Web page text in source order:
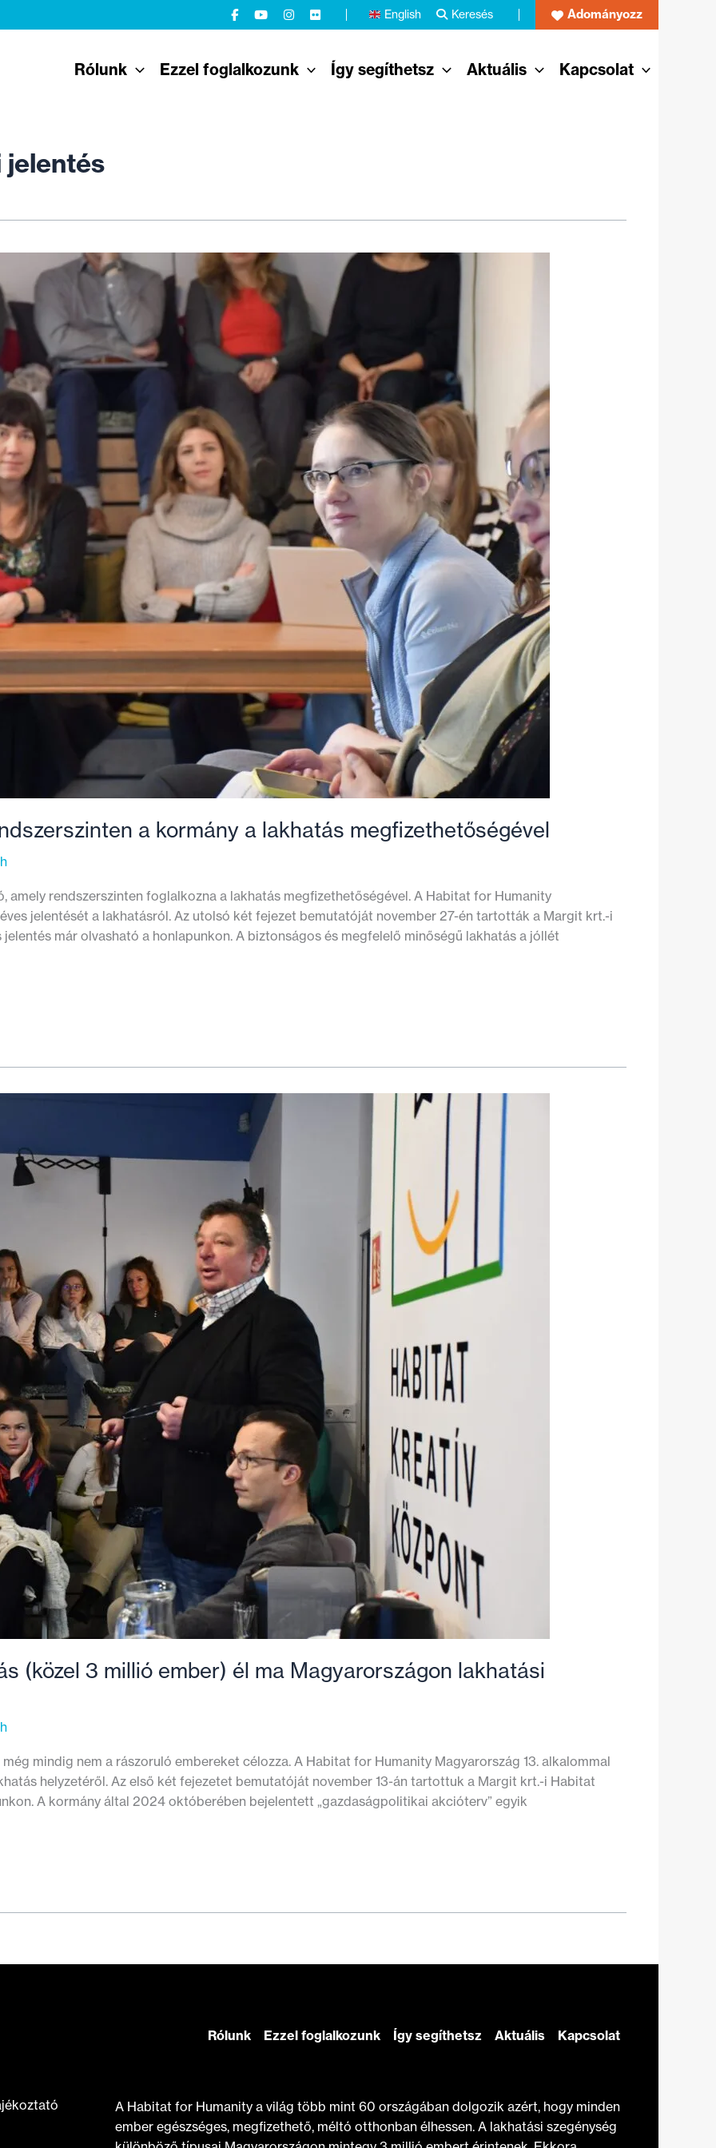
English Keresés Adományozz
Rólunk Ezzel foglalkozunk Így segíthetsz Aktuális Kapcsolat
a kormány a lakhatás megfizethetőségével
amely rendszerszinten foglalkozna a lakhatás megfizethetőségével. A Habitat for Humanity
jelentését a lakhatásról. Az utolsó két fejezet bemutatóját november 27-én tartották a Margit krt.-i
már olvasható a honlapunkon. A biztonságos és megfelelő minőségű lakhatás a jóllét
(közel 3 millió ember) él ma Magyarországon lakhatási
mindig nem a rászoruló embereket célozza. A Habitat for Humanity Magyarország 13. alkalommal
helyzetéről. Az első két fejezetet bemutatóját november 13-án tartottuk a Margit krt.-i Habitat
A kormány által 2024 októberében bejelentett „gazdaságpolitikai akcióterv” egyik
Rólunk Ezzel foglalkozunk Így segíthetsz Aktuális Kapcsolat
A Habitat for Humanity a világ több mint 60 országában dolgozik azért, hogy minden
ember egészséges, megfizethető, méltó otthonban élhessen. A lakhatási szegénység